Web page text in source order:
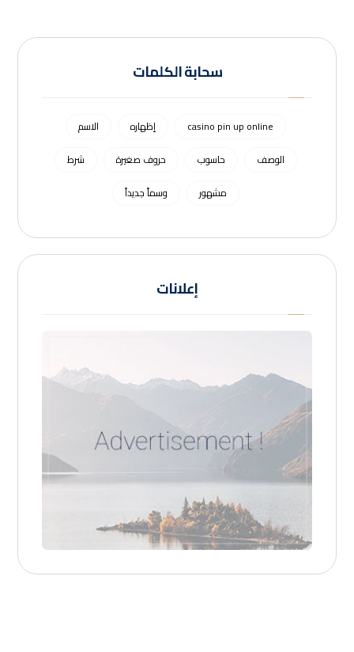
سحابة الكلمات
casino pin up online إظهاره
الاسم
الوصف
حاسوب حروف صغيرة
شرط
مشهور
وسماً جديداً
إعلانات